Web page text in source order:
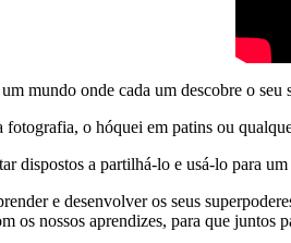
mundo onde cada um descobre o seu
o hóquei em patins ou
dispostos a partilhá-lo e usá-lo para
e desenvolver os seus
os nossos aprendizes, para que